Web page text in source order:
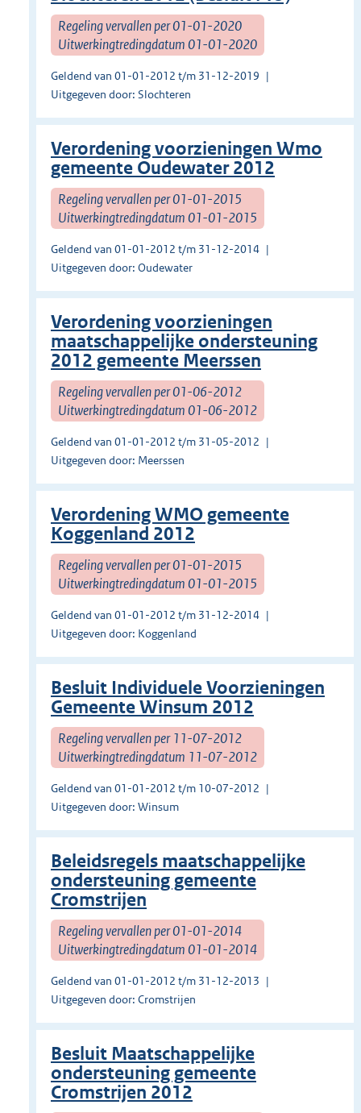
Regeling vervallen per 01-01-2020
Uitwerkingtredingdatum 01-01-2020
Geldend van 01-01-2012 t/m 31-12-2019
Uitgegeven door: Slochteren
Verordening voorzieningen Wmo
gemeente Oudewater 2012
Regeling vervallen per 01-01-2015
Uitwerkingtredingdatum 01-01-2015
Geldend van 01-01-2012 t/m 31-12-2014
Uitgegeven door: Oudewater
Verordening voorzieningen
maatschappelijke ondersteuning
2012 gemeente Meerssen
Regeling vervallen per 01-06-2012
Uitwerkingtredingdatum 01-06-2012
Geldend van 01-01-2012 t/m 31-05-2012
Uitgegeven door: Meerssen
Verordening WMO gemeente
Koggenland 2012
Regeling vervallen per 01-01-2015
Uitwerkingtredingdatum 01-01-2015
Geldend van 01-01-2012 t/m 31-12-2014
Uitgegeven door: Koggenland
Besluit Individuele Voorzieningen
Gemeente Winsum 2012
Regeling vervallen per 11-07-2012
Uitwerkingtredingdatum 11-07-2012
Geldend van 01-01-2012 t/m 10-07-2012
Uitgegeven door: Winsum
Beleidsregels maatschappelijke
ondersteuning gemeente
Cromstrijen
Regeling vervallen per 01-01-2014
Uitwerkingtredingdatum 01-01-2014
Geldend van 01-01-2012 t/m 31-12-2013
Uitgegeven door: Cromstrijen
Besluit Maatschappelijke
ondersteuning gemeente
Cromstrijen 2012